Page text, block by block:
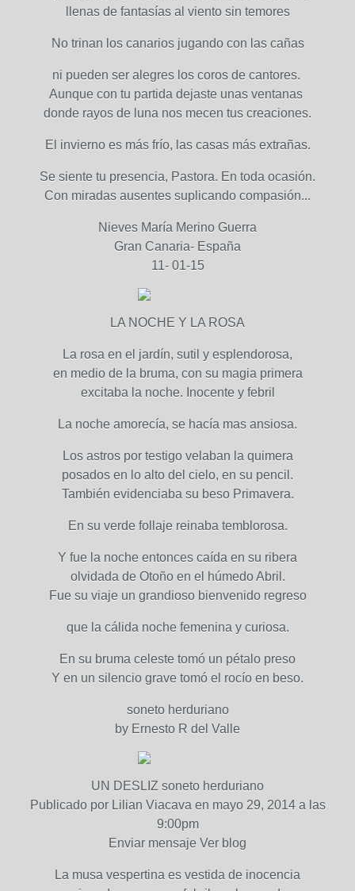
llenas de fantasías al viento sin temores
No trinan los canarios jugando con las cañas
ni pueden ser alegres los coros de cantores.
Aunque con tu partida dejaste unas ventanas
donde rayos de luna nos mecen tus creaciones.
El invierno es más frío, las casas más extrañas.
Se siente tu presencia, Pastora. En toda ocasión.
Con miradas ausentes suplicando compasión...
Nieves María Merino Guerra
Gran Canaria- España
11- 01-15
LA NOCHE Y LA ROSA
La rosa en el jardín, sutil y esplendorosa,
en medio de la bruma, con su magia primera
excitaba la noche. Inocente y febril
La noche amorecía, se hacía mas ansiosa.
Los astros por testigo velaban la quimera
posados en lo alto del cielo, en su pencil.
También evidenciaba su beso Primavera.
En su verde follaje reinaba temblorosa.
Y fue la noche entonces caída en su ribera
olvidada de Otoño en el húmedo Abril.
Fue su viaje un grandioso bienvenido regreso
que la cálida noche femenina y curiosa.
En su bruma celeste tomó un pétalo preso
Y en un silencio grave tomó el rocío en beso.
soneto herduriano
by Ernesto R del Valle
UN DESLIZ soneto herduriano
Publicado por Lilian Viacava en mayo 29, 2014 a las
9:00pm
Enviar mensaje Ver blog
La musa vespertina es vestida de inocencia